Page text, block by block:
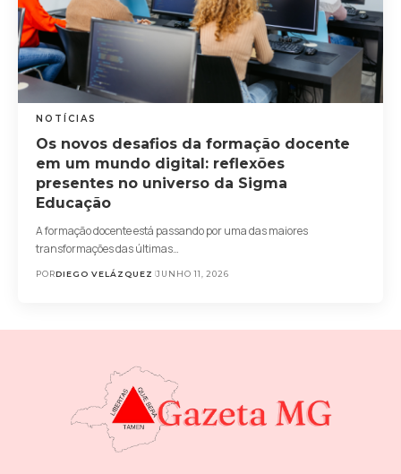
NOTÍCIAS
Os novos desafios da formação docente
em um mundo digital: reflexões
presentes no universo da Sigma
Educação
A formação docente está passando por uma das maiores
transformações das últimas…
PORDIEGO VELÁZQUEZ JUNHO 11, 2026